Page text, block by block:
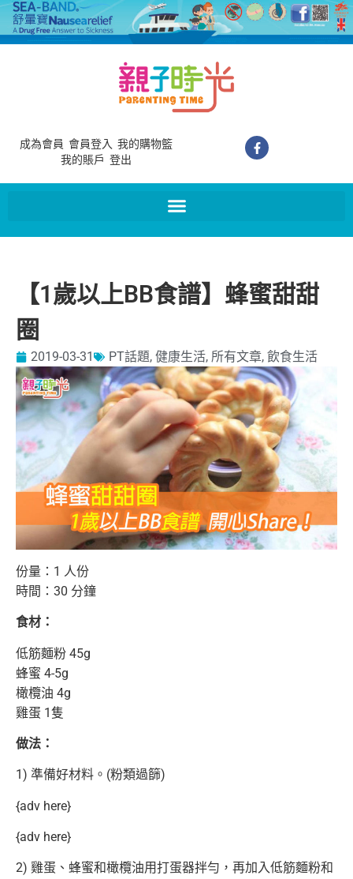
成為會員 會員登入 我的購物籃
我的賬戶 登出
【1歲以上BB食譜】蜂蜜甜甜
圈
2019-03-31 PT話題, 健康生活, 所有文章, 飲食生活
份量：1 人份
時間：30 分鐘
食材：
低筋麵粉 45g
蜂蜜 4-5g
橄欖油 4g
雞蛋 1隻
做法：
1) 準備好材料。(粉類過篩)
{adv here}
{adv here}
2) 雞蛋、蜂蜜和橄欖油用打蛋器拌勻，再加入低筋麵粉和